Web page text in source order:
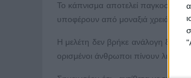
Το κάπνισμα αποτελεί παγκοσμίως
υποφέρουν από μοναξιά
Η μελέτη δεν βρήκε ανάλογη
ορισμένοι άνθρωποι πίνουν